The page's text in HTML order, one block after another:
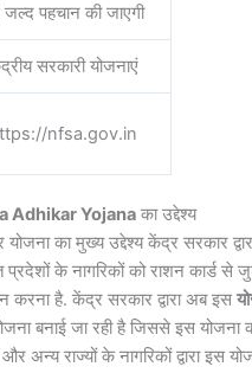
पहचान की जाएगी
सरकारी योजनाएं
nfsa.gov.in
Adhikar Yojana का उद्देश्य
योजना का मुख्य उद्देश्य केंद्र सरकार
प्रदेशों के नागरिकों को राशन कार्ड से
करना है. केंद्र सरकार द्वारा अब इस
बनाई जा रही है जिससे इस योजना
अन्य राज्यों के नागरिकों द्वारा इस